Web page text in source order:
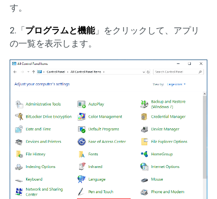
す。
2.「プログラムと機能」をクリックして、アプリ
の一覧を表示します。